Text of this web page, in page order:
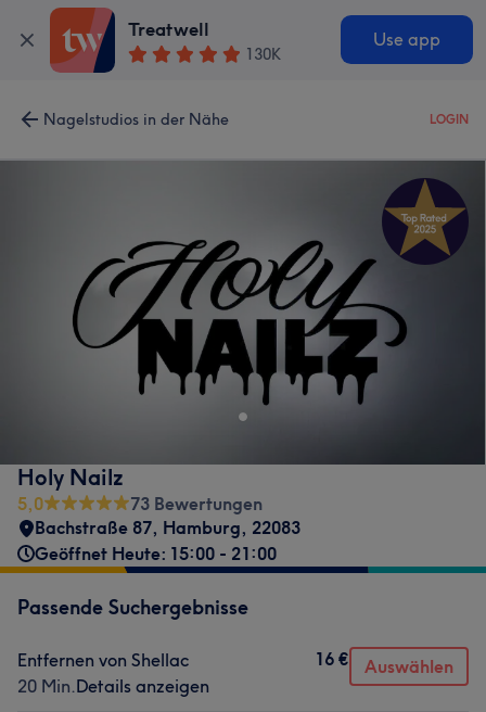
Treatwell
130K
Use app
Nagelstudios in der Nähe LOGIN
Holy Nailz
5,0
73 Bewertungen
Bachstraße 87, Hamburg, 22083
Geöffnet Heute: 15:00 - 21:00
Passende Suchergebnisse
Entfernen von Shellac
20 Min.Details anzeigen
16 € Auswählen